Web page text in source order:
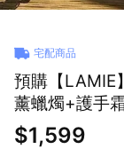
宅配商品
預購【LAMIE
薰蠟燭+護手
節
$1,599